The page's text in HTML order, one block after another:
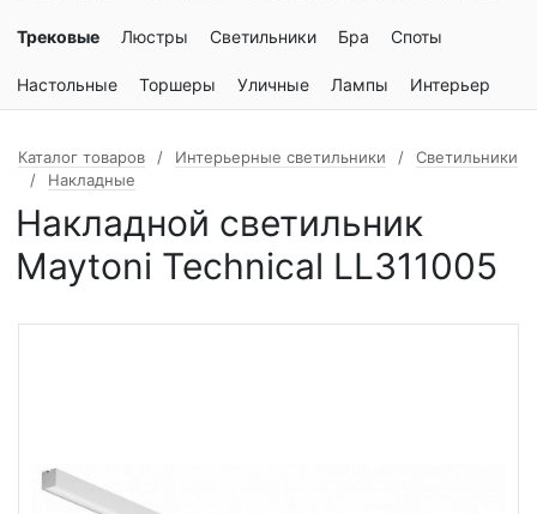
Трековые Люстры Светильники Бра Споты
Настольные Торшеры Уличные Лампы Интерьер
Каталог товаров Интерьерные светильники
Светильники
Накладные
Накладной светильник
Maytoni Technical LL311005